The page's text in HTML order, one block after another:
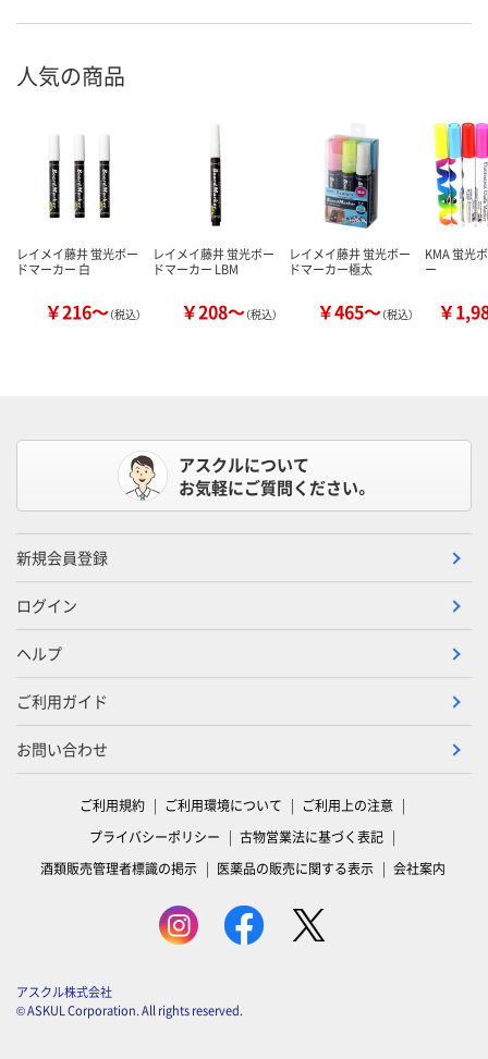
人気の商品
レイメイ藤井 蛍光ボー
ドマーカー 白
￥216～（税込）
レイメイ藤井 蛍光ボー
ドマーカー LBM
￥208～（税込）
レイメイ藤井 蛍光ボー
ドマーカー極太
￥465～（税込）
KMA 蛍光
ー
￥
アスクルについて
お気軽にご質問ください。
新規会員登録
ログイン
ヘルプ
ご利用ガイド
お問い合わせ
ご利用規約 ご利用環境について
ご利用上の注意
プライバシーポリシー
古物営業法に基づく表記
酒類販売管理者標識の掲示
医薬品の販売に関する表示 会社案内
アスクル株式会社
© ASKUL Corporation. All rights reserved.